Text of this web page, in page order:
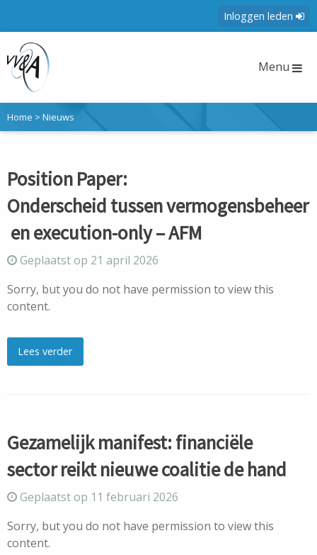
Inloggen leden
Menu
Home > Nieuws
Position Paper:
Onderscheid tussen vermogensbeheer
en execution-only – AFM
Geplaatst op 21 april 2026
Sorry, but you do not have permission to view this
content.
Lees verder
Gezamelijk manifest: financiële
sector reikt nieuwe coalitie de hand
Geplaatst op 11 februari 2026
Sorry, but you do not have permission to view this
content.